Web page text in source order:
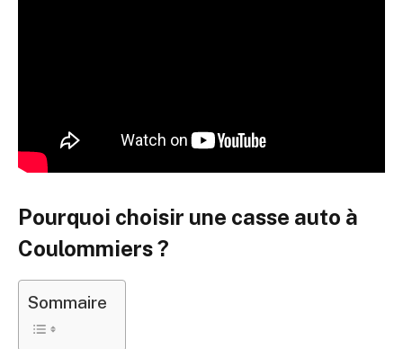
Pourquoi choisir une casse auto à
Coulommiers ?
Sommaire